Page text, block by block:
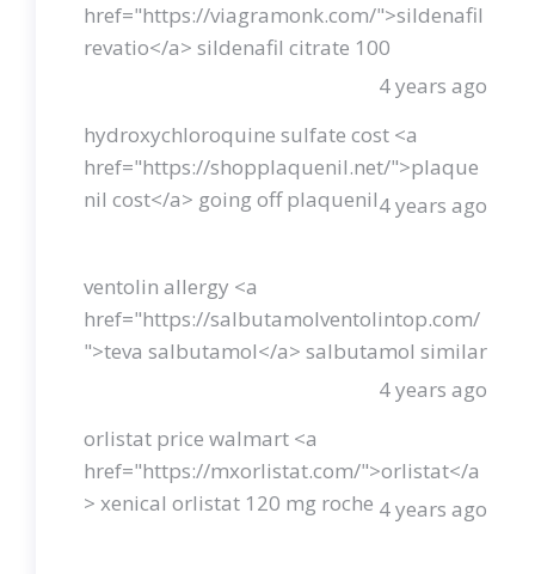
href="https://viagramonk.com/">sildenafil
revatio</a> sildenafil citrate 100
4 years ago
hydroxychloroquine sulfate cost <a
href="https://shopplaquenil.net/">plaque
nil cost</a> going off plaquenil4 years ago
ventolin allergy <a
href="https://salbutamolventolintop.com/
">teva salbutamol</a> salbutamol similar
4 years ago
orlistat price walmart <a
href="https://mxorlistat.com/">orlistat</a
> xenical orlistat 120 mg roche 4 years ago